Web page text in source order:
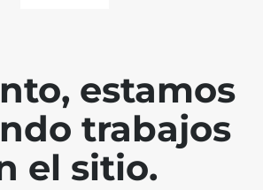
estamos
trabajos
el sitio.